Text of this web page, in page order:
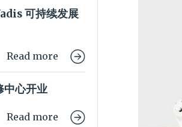
可持续发展
Read more
心开业
Read more